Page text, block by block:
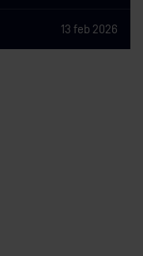
13 feb 2026